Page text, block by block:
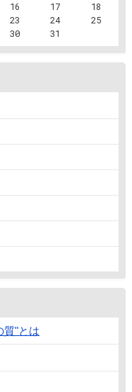
16 17
18
23 24
25
30 31
"とは